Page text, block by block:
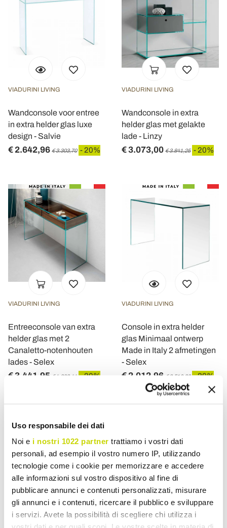
Uso responsabile dei dati
Noi e i nostri 1022 partner trattiamo i vostri dati
personali, ad esempio il vostro numero IP, utilizzando
tecnologie come i cookie per memorizzare e accedere
alle informazioni sul vostro dispositivo al fine di
pubblicare annunci e contenuti personalizzati, misurare
gli annunci e i contenuti, ricercare il pubblico e sviluppare
i servizi. Avete la possibilità di scegliere chi utilizza i
VIADURINI LIVING
Wandconsole voor entree
in extra helder glas luxe
design - Salvie
€ 2.642,96 € 3.303,70 - 20%
VIADURINI LIVING
Wandconsole in extra
helder glas met gelakte
lade - Linzy
€ 3.073,00 € 3.841,25 - 20%
VIADURINI LIVING
Entreeconsole van extra
helder glas met 2
Canaletto-notenhouten
lades - Selex
€ 3.441,95 € 4.302,44 - 20%
VIADURINI LIVING
Console in extra helder
glas Minimaal ontwerp
Made in Italy 2 afmetingen
- Selex
€ 2.012,96 € 2.516,20 - 20%